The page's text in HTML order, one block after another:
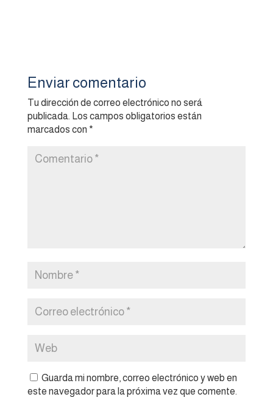
Enviar comentario
Tu dirección de correo electrónico no será
publicada. Los campos obligatorios están
marcados con *
Guarda mi nombre, correo electrónico y web en
este navegador para la próxima vez que comente.